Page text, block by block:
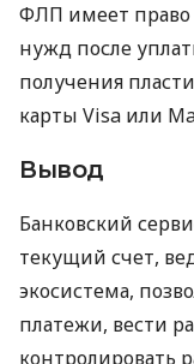
ФЛП имеет право
нужд после
получения
карты Visa или
Вывод
Банковский
текущий счет,
экосистема,
платежи, вести
контролировать